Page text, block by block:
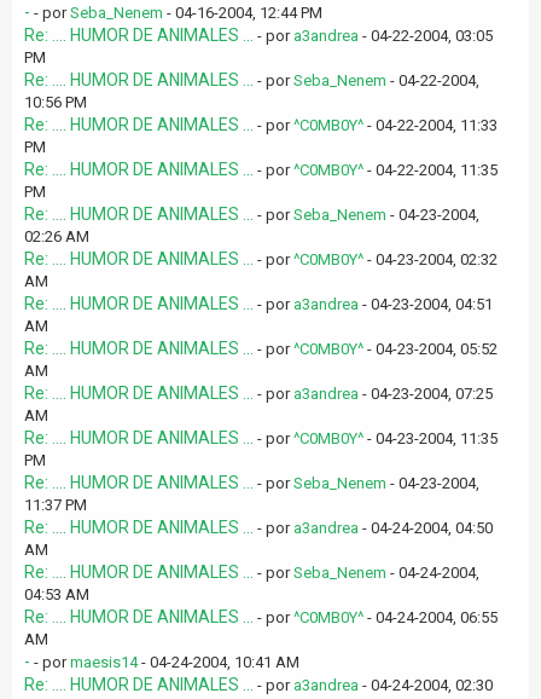
- - porSeba_Nenem - 04-16-2004, 12:44 PM
Re: .... HUMOR DE ANIMALES ... - por a3andrea - 04-22-2004, 03:05
PM
Re: .... HUMOR DE ANIMALES ... - porSeba_Nenem - 04-22-2004,
10:56 PM
Re: .... HUMOR DE ANIMALES ... - por^C0MB0Y^ - 04-22-2004, 11:33
PM
Re: .... HUMOR DE ANIMALES ... - por^C0MB0Y^ - 04-22-2004, 11:35
PM
Re: .... HUMOR DE ANIMALES ... - porSeba_Nenem - 04-23-2004,
02:26 AM
Re: .... HUMOR DE ANIMALES ... - por^C0MB0Y^ - 04-23-2004, 02:32
AM
Re: .... HUMOR DE ANIMALES ... - por a3andrea - 04-23-2004, 04:51
AM
Re: .... HUMOR DE ANIMALES ... - por^C0MB0Y^ - 04-23-2004, 05:52
AM
Re: .... HUMOR DE ANIMALES ... - por a3andrea - 04-23-2004, 07:25
AM
Re: .... HUMOR DE ANIMALES ... - por^C0MB0Y^ - 04-23-2004, 11:35
PM
Re: .... HUMOR DE ANIMALES ... - porSeba_Nenem - 04-23-2004,
11:37 PM
Re: .... HUMOR DE ANIMALES ... - por a3andrea - 04-24-2004, 04:50
AM
Re: .... HUMOR DE ANIMALES ... - porSeba_Nenem - 04-24-2004,
04:53 AM
Re: .... HUMOR DE ANIMALES ... - por^C0MB0Y^ - 04-24-2004, 06:55
AM
- - pormaesis14- 04-24-2004, 10:41 AM
Re: .... HUMOR DE ANIMALES ... - por a3andrea - 04-24-2004, 02:30